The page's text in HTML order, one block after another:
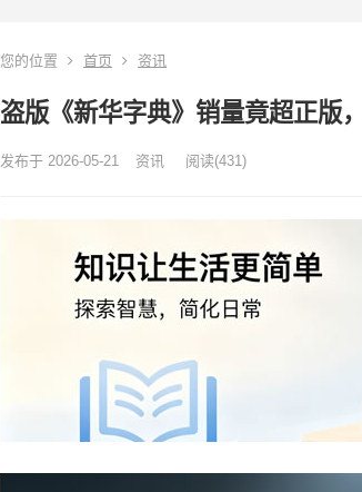
您的位置 首页 资讯
盗版《新华字典》销量竟超正版
发布于 2026-05-21 资讯 阅读(431)